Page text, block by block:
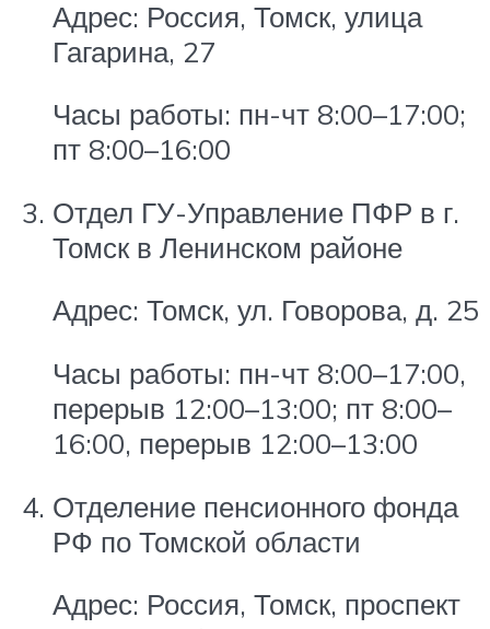
Адрес: Россия, Томск, улица
Гагарина, 27
Часы работы: пн-чт 8:00–17:00;
пт 8:00–16:00
Отдел ГУ-Управление ПФР в г.
Томск в Ленинском районе
Адрес: Томск, ул. Говорова, д. 25
Часы работы: пн-чт 8:00–17:00,
перерыв 12:00–13:00; пт 8:00–
16:00, перерыв 12:00–13:00
Отделение пенсионного фонда
РФ по Томской области
Адрес: Россия, Томск, проспект